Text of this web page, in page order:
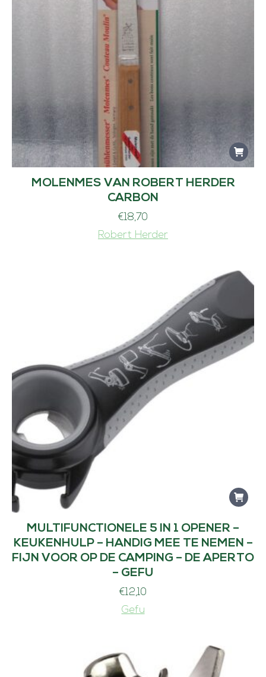
MOLENMES VAN ROBERT HERDER
CARBON
€18,70
Robert Herder
MULTIFUNCTIONELE 5 IN 1 OPENER –
KEUKENHULP – HANDIG MEE TE NEMEN –
FIJN VOOR OP DE CAMPING – DE APERTO
– GEFU
€12,10
Gefu